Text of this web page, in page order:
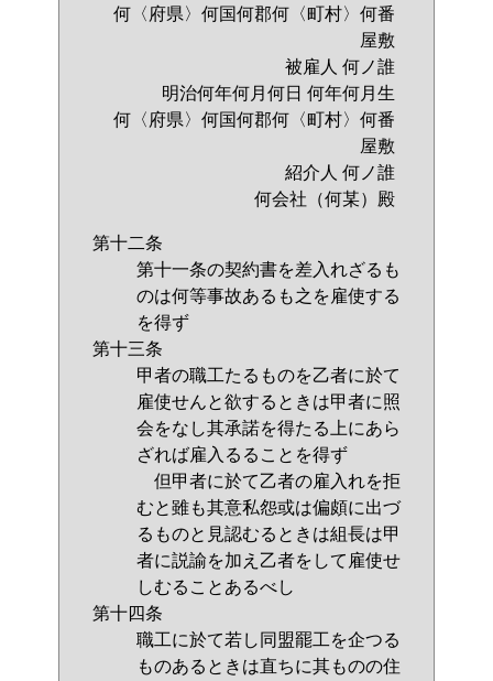
何〈府県〉何国何郡何〈町村〉何番
屋敷
被雇人 何ノ誰
明治何年何月何日 何年何月生
何〈府県〉何国何郡何〈町村〉何番
屋敷
紹介人 何ノ誰
何会社（何某）殿
第十二条
第十一条の契約書を差入れざるも
のは何等事故あるも之を雇使する
を得ず
第十三条
甲者の職工たるものを乙者に於て
雇使せんと欲するときは甲者に照
会をなし其承諾を得たる上にあら
ざれば雇入るることを得ず
但甲者に於て乙者の雇入れを拒
むと雖も其意私怨或は偏頗に出づ
るものと見認むるときは組長は甲
者に説諭を加え乙者をして雇使せ
しむることあるべし
第十四条
職工に於て若し同盟罷工を企つる
ものあるときは直ちに其ものの住